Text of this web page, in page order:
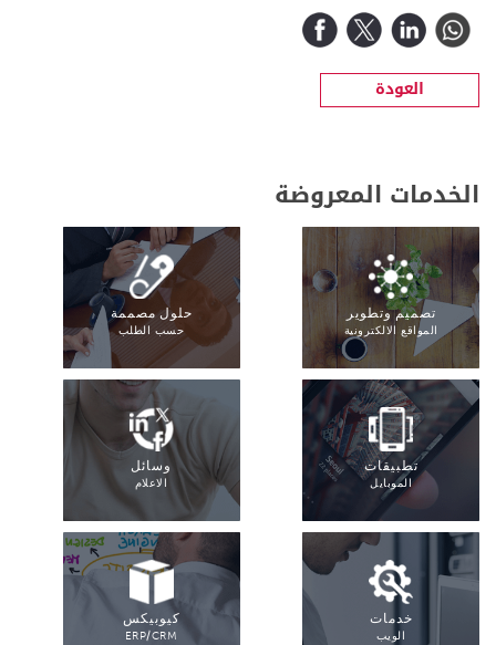
العودة
الخدمات المعروضة
تصميم وتطوير
المواقع الالكترونية
حلول مصممة
حسب الطلب
تطبيقات
الموبايل
وسائل
الاعلام
خدمات
الويب
كيوبيكس
ERP/CRM